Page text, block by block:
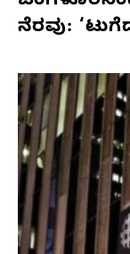
ನೆರವು: